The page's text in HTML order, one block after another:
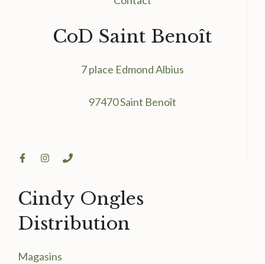
CoD Saint Benoît
7 place Edmond Albius
97470 Saint Benoît
Cindy Ongles
Distribution
Magasins